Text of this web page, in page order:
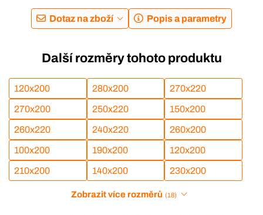
Dotaz na zboží Popis a parametry
Další rozměry tohoto produktu
120x200 280x200 270x220
270x200 250x220 150x200
260x220 240x220 260x200
100x200 190x200 120x200
210x200 140x200 230x200
Zobrazit více rozměrů (18)